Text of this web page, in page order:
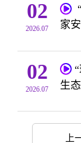
02
2026.07
家
02
2026.07
生
上